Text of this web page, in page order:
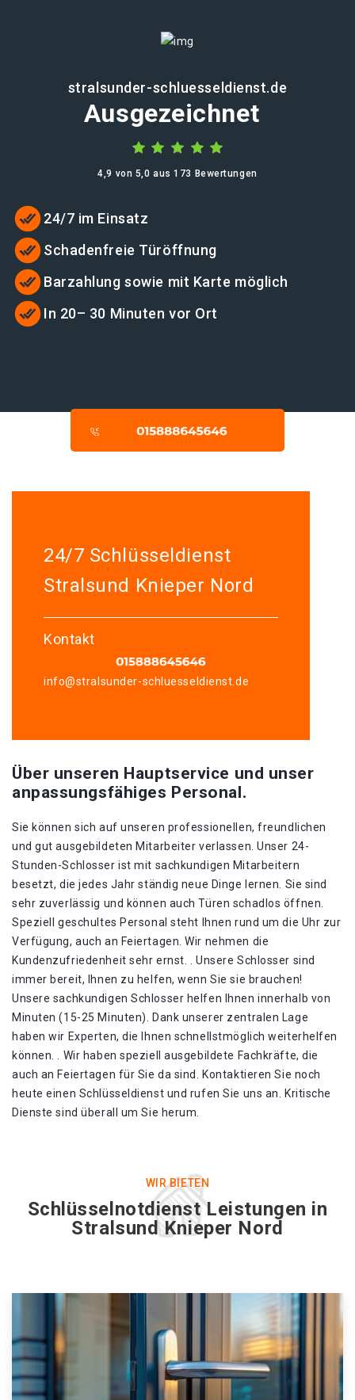
stralsunder-schluesseldienst.de
Ausgezeichnet
4,9 von 5,0 aus 173 Bewertungen
24/7 im Einsatz
Schadenfreie Türöffnung
Barzahlung sowie mit Karte möglich
In 20– 30 Minuten vor Ort
24/7 Schlüsseldienst
Stralsund Knieper Nord
Kontakt
info@stralsunder-schluesseldienst.de
Über unseren Hauptservice und unser
anpassungsfähiges Personal.
Sie können sich auf unseren professionellen, freundlichen
und gut ausgebildeten Mitarbeiter verlassen. Unser 24-
Stunden-Schlosser ist mit sachkundigen Mitarbeitern
besetzt, die jedes Jahr ständig neue Dinge lernen. Sie sind
sehr zuverlässig und können auch Türen schadlos öffnen.
Speziell geschultes Personal steht Ihnen rund um die Uhr zur
Verfügung, auch an Feiertagen. Wir nehmen die
Kundenzufriedenheit sehr ernst. . Unsere Schlosser sind
immer bereit, Ihnen zu helfen, wenn Sie sie brauchen!
Unsere sachkundigen Schlosser helfen Ihnen innerhalb von
Minuten (15-25 Minuten). Dank unserer zentralen Lage
haben wir Experten, die Ihnen schnellstmöglich weiterhelfen
können. . Wir haben speziell ausgebildete Fachkräfte, die
auch an Feiertagen für Sie da sind. Kontaktieren Sie noch
heute einen Schlüsseldienst und rufen Sie uns an. Kritische
Dienste sind überall um Sie herum.
WIR BIETEN
Schlüsselnotdienst Leistungen in
Stralsund Knieper Nord